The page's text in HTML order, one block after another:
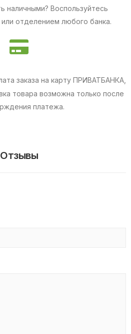
наличными? Воспользуйтесь
отделением любого банка.
заказа на карту ПРИВАТБАНКА,
товара возможна только после
платежа.
Отзывы